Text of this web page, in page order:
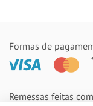
Formas de
Remessas feitas com